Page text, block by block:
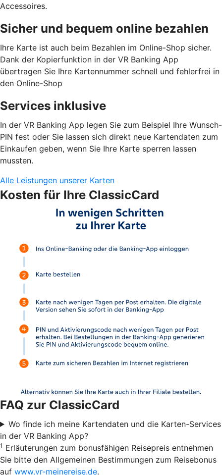
Accessoires.
Sicher und bequem online bezahlen
Ihre Karte ist auch beim Bezahlen im Online-Shop sicher.
Dank der Kopierfunktion in der VR Banking App
übertragen Sie Ihre Kartennummer schnell und fehlerfrei in
den Online-Shop
Services inklusive
In der VR Banking App legen Sie zum Beispiel Ihre Wunsch-
PIN fest oder Sie lassen sich direkt neue Kartendaten zum
Einkaufen geben, wenn Sie Ihre Karte sperren lassen
mussten.
Alle Leistungen unserer Karten
Kosten für Ihre ClassicCard
FAQ zur ClassicCard
Wo finde ich meine Kartendaten und die Karten-Services
in der VR Banking App?
1 Erläuterungen zum bonusfähigen Reisepreis entnehmen
Sie bitte den Allgemeinen Bestimmungen zum Reisebonus
auf www.vr-meinereise.de.